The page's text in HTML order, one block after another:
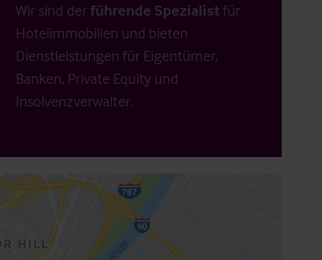
Wir sind der führende Spezialistfür
Hotelimmobilien und bieten
Dienstleistungen für Eigentümer,
Banken, Private Equity und
Insolvenzverwalter.